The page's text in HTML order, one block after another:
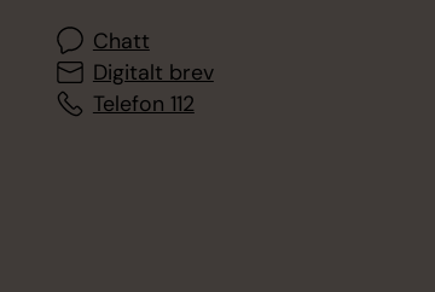
Chatt
Digitalt brev
Telefon 112